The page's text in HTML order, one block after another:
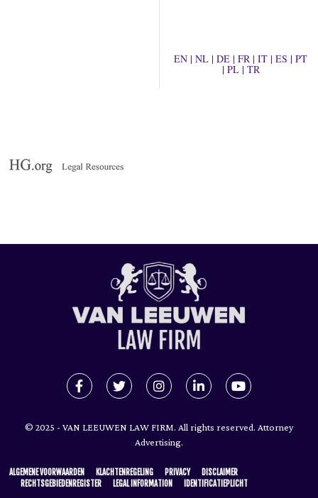
EN |NL |DE |FR |IT |ES |PT
| PL| TR
© 2025 - VAN LEEUWEN LAW FIRM. All rights reserved. Attorney
Advertising.
ALGEMENE VOORWAARDEN KLACHTENREGELING PRIVACY
DISCLAIMER
RECHTSGEBIEDENREGISTER
LEGAL INFORMATION IDENTIFICATIEPLICHT